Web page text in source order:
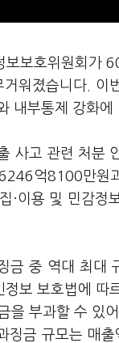
보호위원회가
워졌습니다. 이
내부통제 강화에
사고 관련 처분
억8100만원
·이용 및 민감정
금 중 역대 최대
보 보호법에 따
부과할 수 있
징금 규모는 매